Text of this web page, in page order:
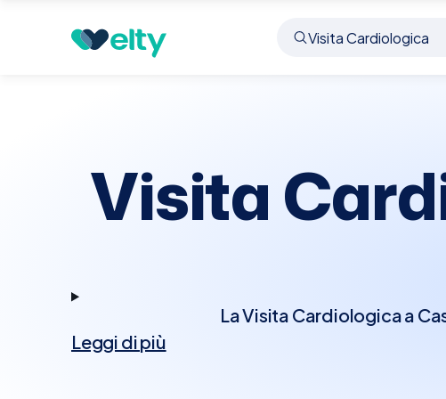
Prenota visita Visita Cardiologica Castiglione Del Lago
Visita
La Visita Cardiologica a
Leggi di più